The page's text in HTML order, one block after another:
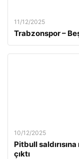
11/12/2025
Trabzonspor –
10/12/2025
Pitbull
çıktı